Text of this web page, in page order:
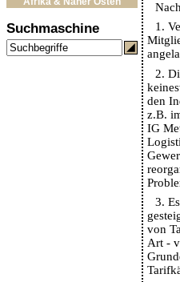
Suchmaschine
1.
2.
den
z.B.
IG
3.
von
Art -